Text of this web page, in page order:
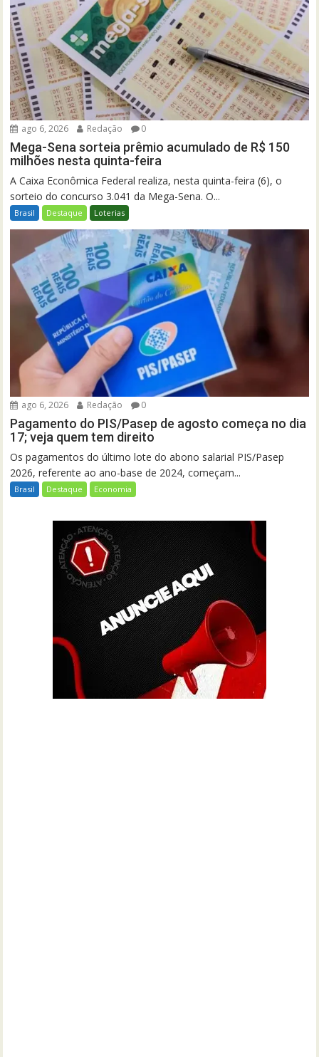
ago 6, 2026 Redação 0
Mega-Sena sorteia prêmio acumulado de R$ 150
milhões nesta quinta-feira
A Caixa Econômica Federal realiza, nesta quinta-feira (6), o
sorteio do concurso 3.041 da Mega-Sena. O...
Brasil Destaque Loterias
ago 6, 2026 Redação 0
Pagamento do PIS/Pasep de agosto começa no dia
17; veja quem tem direito
Os pagamentos do último lote do abono salarial PIS/Pasep
2026, referente ao ano-base de 2024, começam...
Brasil Destaque Economia